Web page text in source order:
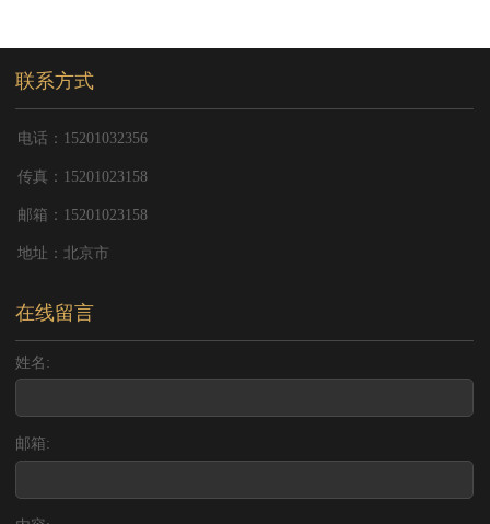
联系方式
电话：15201032356
传真：15201023158
邮箱：15201023158
地址：北京市
在线留言
姓名:
邮箱: